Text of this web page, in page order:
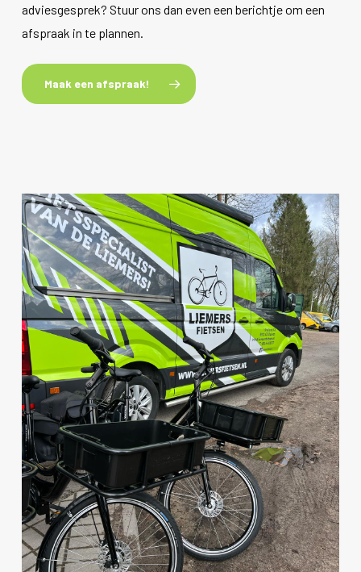
adviesgesprek? Stuur ons dan even een berichtje om een
afspraak in te plannen.
Maak een afspraak!